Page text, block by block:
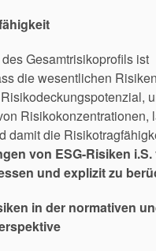
Gesamtrisikoprofils ist
die wesentlichen
Risikokonzentrationen,
damit die
von ESG-Risiken i.S.
und explizit zu
in der normativen